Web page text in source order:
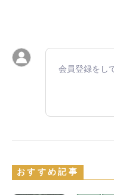
会員登録をし
おすすめ記事